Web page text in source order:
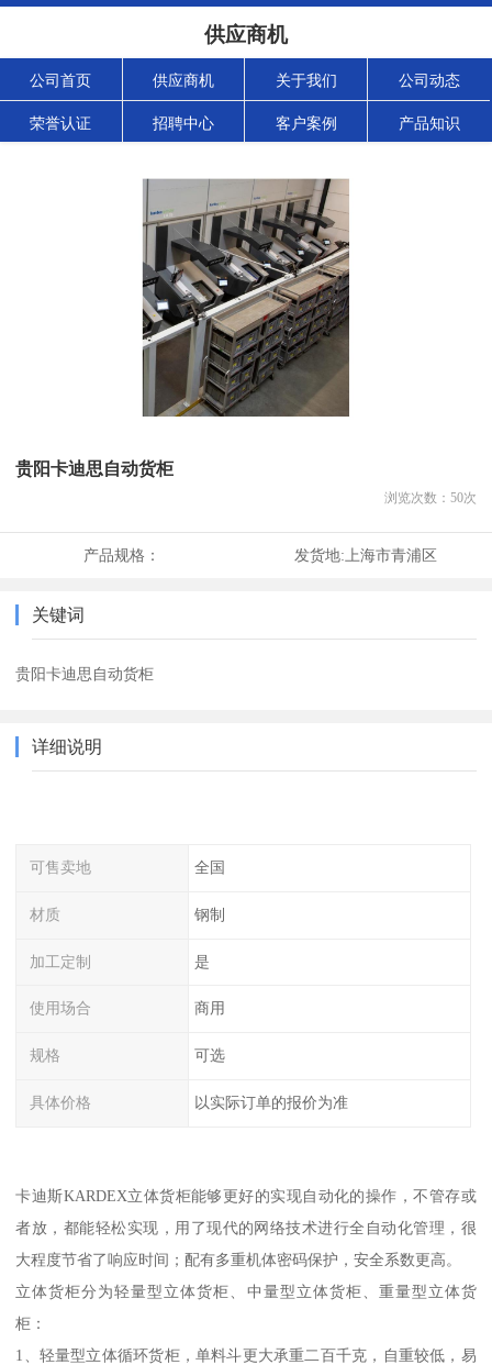
供应商机
公司首页 供应商机 关于我们 公司动态
荣誉认证 招聘中心 客户案例 产品知识
贵阳卡迪思自动货柜
浏览次数： 50次
产品规格： 发货地: 上海市青浦区
关键词
贵阳卡迪思自动货柜
详细说明
可售卖地 全国
材质 钢制
加工定制 是
使用场合 商用
规格 可选
具体价格 以实际订单的报价为准
卡迪斯KARDEX立体货柜能够更好的实现自动化的操作，不管存或
者放，都能轻松实现，用了现代的网络技术进行全自动化管理，很
大程度节省了响应时间；配有多重机体密码保护，安全系数更高。
立体货柜分为轻量型立体货柜、中量型立体货柜、重量型立体货
柜：
1、轻量型立体循环货柜，单料斗更大承重二百千克，自重较低，易